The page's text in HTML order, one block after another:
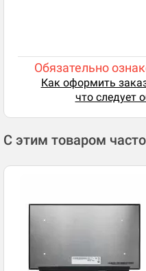
Обязательно
Как оформить
что следует
С этим товаром